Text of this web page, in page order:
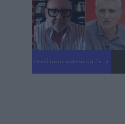
Următorul videoclip în 4